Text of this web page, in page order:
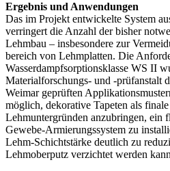
Ergebnis und Anwendungen
Das im Projekt entwickelte System
verringert die Anzahl der bisher
Lehmbau – insbesondere zur
bereich von Lehmplatten. Die
Wasserdampfsorptionsklasse WS II
Materialforschungs‑ und ‑prüfanstalt
Weimar geprüften
möglich, dekorative Tapeten als
Lehmuntergründen anzubringen, ein
Gewebe-Armierungssystem zu
Lehm-Schichtstärke deutlich zu
Lehmoberputz verzichtet werden